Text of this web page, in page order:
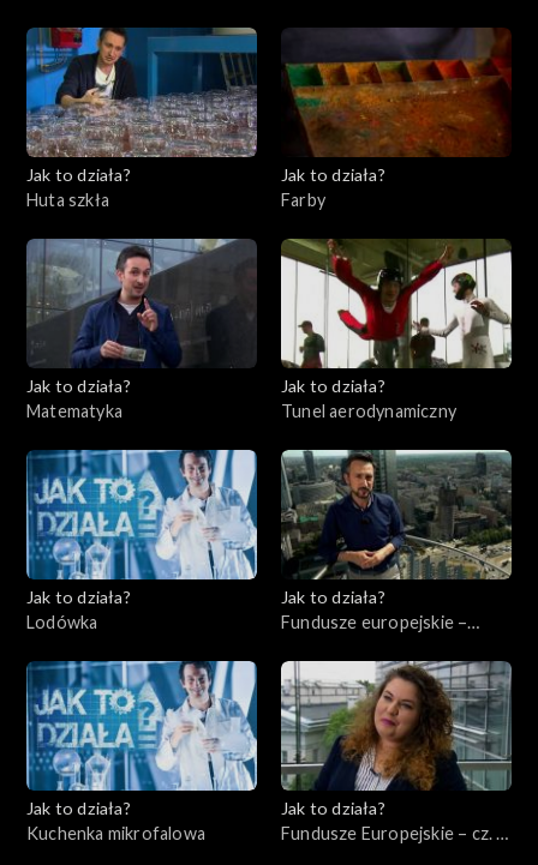
Jak to działa?
Huta szkła
Jak to działa?
Farby
Jak to działa?
Matematyka
Jak to działa?
Tunel aerodynamiczny
Jak to działa?
Lodówka
Jak to działa?
Fundusze europejskie –
Jak to działa?
Kuchenka mikrofalowa
Jak to działa?
Fundusze Europejskie – cz. 2,